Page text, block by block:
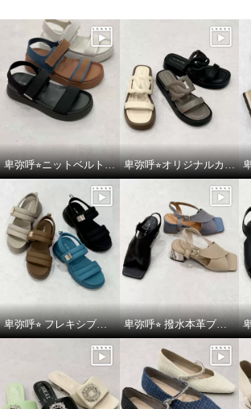
卑弥呼⭐︎ニットベルトスポーツサンダルをご紹介いたします。 卑弥呼⭐︎オリジナルカットワークボリュームソールサンダルをご紹介いたします。
卑弥呼⭐︎ フレキシブルベルト厚底パデットサンダルをご紹介いたします。 卑弥呼⭐︎ 撥水本革ブロックヒールカバードクロスサンダルをご紹介いたします。